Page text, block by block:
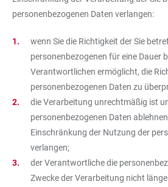
personenbezogenen Daten verlangen:
wenn Sie die Richtigkeit der Sie
personenbezogenen für eine Dauer
Verantwortlichen ermöglicht, die
personenbezogenen Daten zu
die Verarbeitung unrechtmäßig ist
personenbezogenen Daten
Einschränkung der Nutzung der
verlangen;
der Verantwortliche die
Zwecke der Verarbeitung nicht